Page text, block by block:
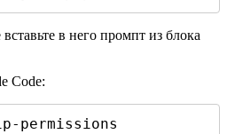
в него промпт из блока
Code:
permissions